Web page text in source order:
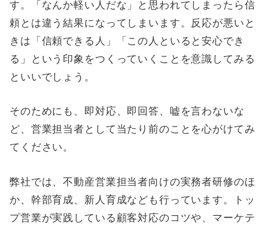
す。「なんか軽い人だな」と思われてしまったら信
頼とは違う結果になってしまいます。反応が悪いと
きは「信頼できる人」「この人といると安心でき
る」という印象をつくっていくことを意識してみる
といいでしょう。
そのためにも、即対応、即回答、嘘を言わないな
ど、営業担当者として当たり前のことを心がけてみ
てください。
弊社では、不動産営業担当者向けの実務者研修のほ
か、幹部育成、新人育成なども行っています。トッ
プ営業が実践している顧客対応のコツや、マーケテ